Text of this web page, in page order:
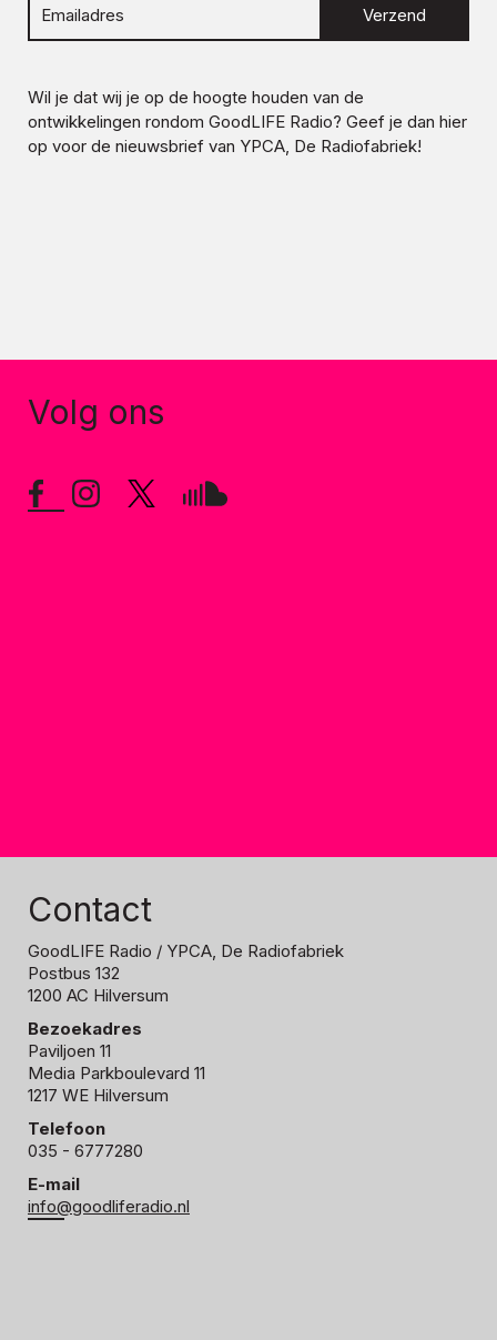
Verzend
Wil je dat wij je op de hoogte houden van de
ontwikkelingen rondom GoodLIFE Radio? Geef je dan hier
op voor de nieuwsbrief van YPCA, De Radiofabriek!
Volg ons
Contact
GoodLIFE Radio / YPCA, De Radiofabriek
Postbus 132
1200 AC Hilversum
Bezoekadres
Paviljoen 11
Media Parkboulevard 11
1217 WE Hilversum
Telefoon
035 - 6777280
E-mail
info@goodliferadio.nl